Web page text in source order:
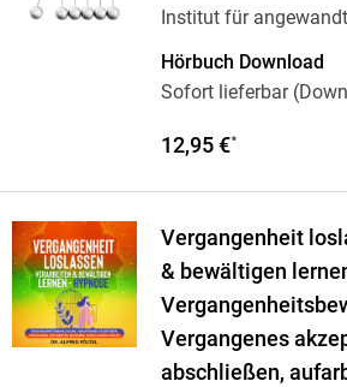
Institut für
Hörbuch Download
Sofort lieferbar
12,95 €*
Vergangenheit
& bewältigen
Vergangenes
abschließen,